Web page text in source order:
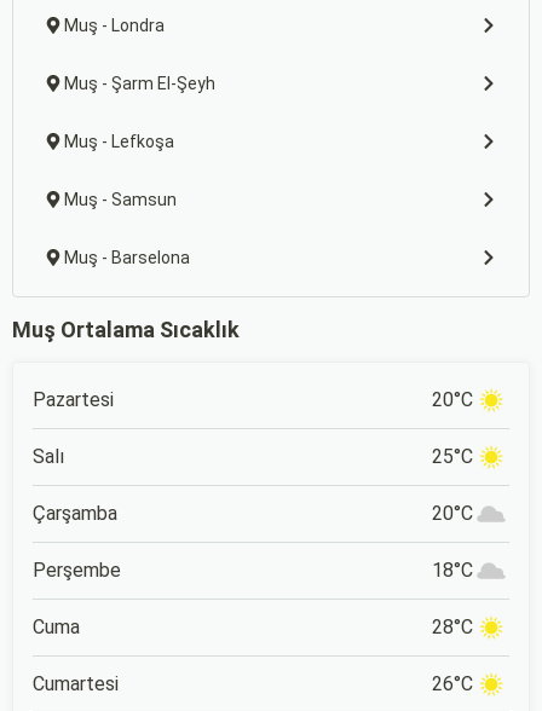
Muş - Londra
Muş - Şarm El-Şeyh
Muş - Lefkoşa
Muş - Samsun
Muş - Barselona
Muş Ortalama Sıcaklık
Pazartesi 20°C
Salı 25°C
Çarşamba 20°C
Perşembe 18°C
Cuma 28°C
Cumartesi 26°C